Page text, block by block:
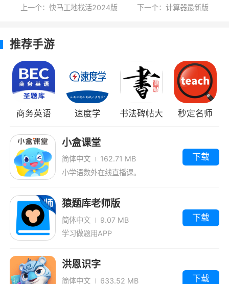
搜索【宝宝巴士】，就可以下载所有APP、
儿歌、动画、视频哦！
上一个：快马工地找活2024版 下一个：计算器最新版
推荐手游
商务英语
BEC
速度学
书法碑帖大
秒定名师
小盒课堂
简体中文
162.71 MB
小学语数外在线直播课。
下载
猿题库老师版
简体中文
9.07 MB
学习做题用APP
下载
洪恩识字
简体中文
633.52 MB
下载